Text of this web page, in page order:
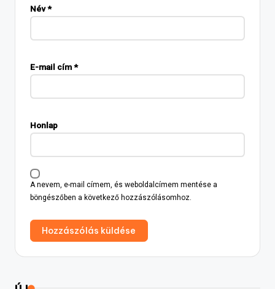
Név*
E-mail cím*
Honlap
A nevem, e-mail címem, és weboldalcímem mentése a
böngészőben a következő hozzászólásomhoz.